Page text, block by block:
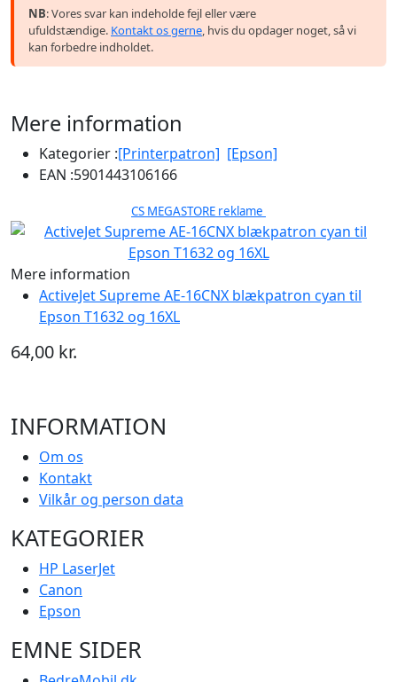
NB: Vores svar kan indeholde fejl eller være
ufuldstændige. Kontakt os gerne, hvis du opdager noget, så vi
kan forbedre indholdet.
Mere information
Kategorier :[Printerpatron] [Epson]
EAN :5901443106166
CS MEGASTORE reklame
Mere information
ActiveJet Supreme AE-16CNX blækpatron cyan til
Epson T1632 og 16XL
64,00 kr.
INFORMATION
Om os
Kontakt
Vilkår og person data
KATEGORIER
HP LaserJet
Canon
Epson
EMNE SIDER